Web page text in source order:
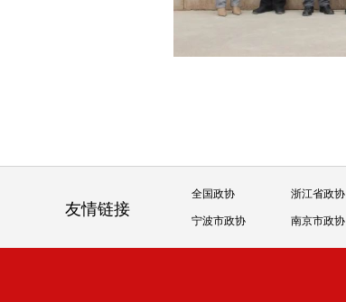
友情链接
全国政协 浙江省政协
宁波市政协 南京市政协